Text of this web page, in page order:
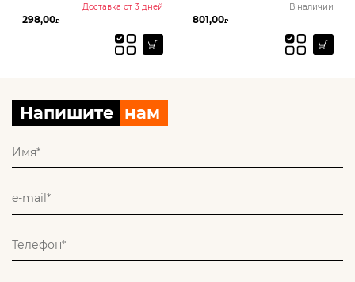
Доставка от 3 дней
298,00₽
В наличии
801,00₽
Напишите нам